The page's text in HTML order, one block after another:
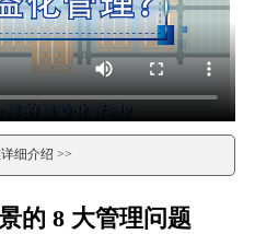
细介绍 >>
的 8 大管理问题